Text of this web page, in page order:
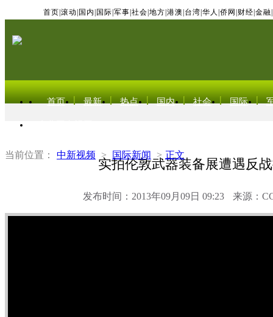
首页 滚动 国内 国际 军事 社会 地方 港澳 台湾 华人 侨网 财经 金融
首页 最新 热点 国内 社会 国际
当前位置： 中新视频 > 国际新闻 > 正文
实拍伦敦武器装备展遭遇反
发布时间：2013年09月09日 09:23 来源：